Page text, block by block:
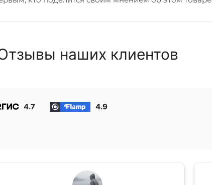
наших клиентов
4.7 4.9